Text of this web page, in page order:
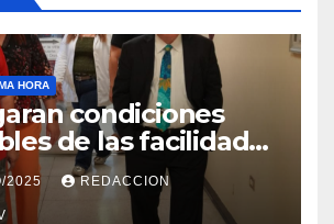
HORA
condiciones
de las facilidades
de la Salud
2025 REDACCION